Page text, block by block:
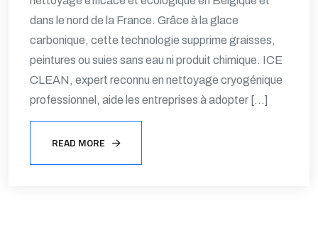
dans le nord de la France. Grâce à la glace
carbonique, cette technologie supprime graisses,
peintures ou suies sans eau ni produit chimique. ICE
CLEAN, expert reconnu en nettoyage cryogénique
professionnel, aide les entreprises à adopter […]
READ MORE